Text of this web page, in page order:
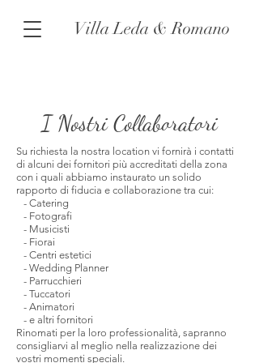
Villa Leda & Romano
I Nostri Collaboratori
Su richiesta la nostra location vi fornirà i contatti
di alcuni dei fornitori più accreditati della zona
con i quali abbiamo instaurato un solido
rapporto di fiducia e collaborazione tra cui:
- Catering
- Fotografi
- Musicisti
- Fiorai
- Centri estetici
- Wedding Planner
- Parrucchieri
- Tuccatori
- Animatori
- e altri fornitori
Rinomati per la loro professionalità, sapranno
consigliarvi al meglio nella realizzazione dei
vostri momenti speciali.